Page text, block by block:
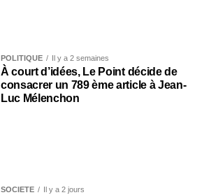
POLITIQUE Il y a 2 semaines
À court d’idées, Le Point décide de
consacrer un 789 ème article à Jean-
Luc Mélenchon
SOCIÉTÉ Il y a 2 jours